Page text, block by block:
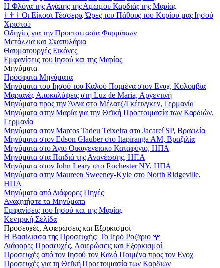
Η Φλόγα της Αγάπης της Αμώμου Καρδιάς της Μαρίας
† † † Οι Είκοσι Τέσσερις Ώρες του Πάθους του Κυρίου μας Ιησού
Χριστού
Οδηγίες για την Προετοιμασία Φαρμάκων
Μετάλλια και Σκαπυλάρια
Θαυματουργές Εικόνες
Εμφανίσεις του Ιησού και της Μαρίας
Μηνύματα
Πρόσφατα Μηνύματα
Μηνύματα του Ιησού του Καλού Ποιμένα στον Ενοχ, Κολομβία
Μαριανές Αποκαλύψεις στη Luz de Maria, Αργεντινή
Μηνύματα προς την Άννα στο Μέλατζ/Γκέτινγκεν, Γερμανία
Μηνύματα στην Μαρία για την Θεϊκή Προετοιμασία των Καρδιών,
Γερμανία
Μηνύματα στον Marcos Tadeu Teixeira στο Jacareí SP, Βραζιλία
Μηνύματα στον Edson Glauber στο Itapiranga AM, Βραζιλία
Μηνύματα στο Άγιο Οικογενειακό Καταφύγιο, ΗΠΑ
Μηνύματα στα Παιδιά της Ανανέωσης, ΗΠΑ
Μηνύματα στον John Leary στο Rochester NY, ΗΠΑ
Μηνύματα στην Maureen Sweeney-Kyle στο North Ridgeville,
ΗΠΑ
Μηνύματα από Διάφορες Πηγές
Αναζητήστε τα Μηνύματα
Εμφανίσεις του Ιησού και της Μαρίας
Κεντρική Σελίδα
Προσευχές, Αφιερώσεις και Εξορκισμοί
Η Βασίλισσα της Προσευχής: Το Ιερό Ροζάριο 🌹
Διάφορες Προσευχές, Αφιερώσεις και Εξορκισμοί
Προσευχές από τον Ιησού τον Καλό Ποιμένα προς τον Ενοχ
Προσευχές για τη Θεϊκή Προετοιμασία των Καρδιών